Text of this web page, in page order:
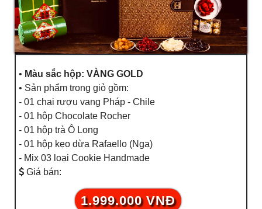
• Màu sắc hộp: VÀNG GOLD
• Sản phẩm trong giỏ gồm:
- 01 chai rượu vang Pháp - Chile
- 01 hộp Chocolate Rocher
- 01 hộp trà Ô Long
- 01 hộp kẹo dừa Rafaello (Nga)
- Mix 03 loại Cookie Handmade
Giá bán:
1.999.000 VNĐ